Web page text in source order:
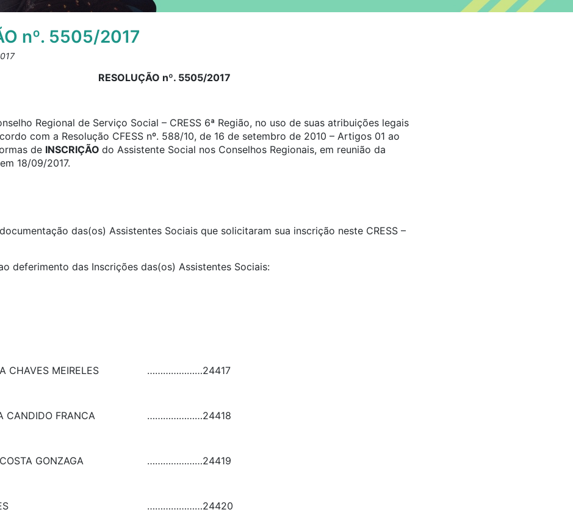
nº. 5505/2017
RESOLUÇÃO nº. 5505/2017
Regional de Serviço Social – CRESS 6ª Região, no uso de suas atribuições legais
com a Resolução CFESS nº. 588/10, de 16 de setembro de 2010 – Artigos 01 ao
de INSCRIÇÃO do Assistente Social nos Conselhos Regionais, em reunião da
18/09/2017.
das(os) Assistentes Sociais que solicitaram sua inscrição neste CRESS –
deferimento das Inscrições das(os) Assistentes Sociais:
CHAVES MEIRELES …………………24417
CANDIDO FRANCA …………………24418
GONZAGA …………………24419
…………………24420